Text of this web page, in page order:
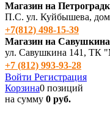
Магазин на
П.С. ул. Куйбышева, дом
+7(812) 498‑15-39
Магазин на Савушкина
ул. Савушкина 141, ТК
+7 (812) 993-93-28
Войти Регистрация
Корзина0 позиций
на сумму 0 руб.